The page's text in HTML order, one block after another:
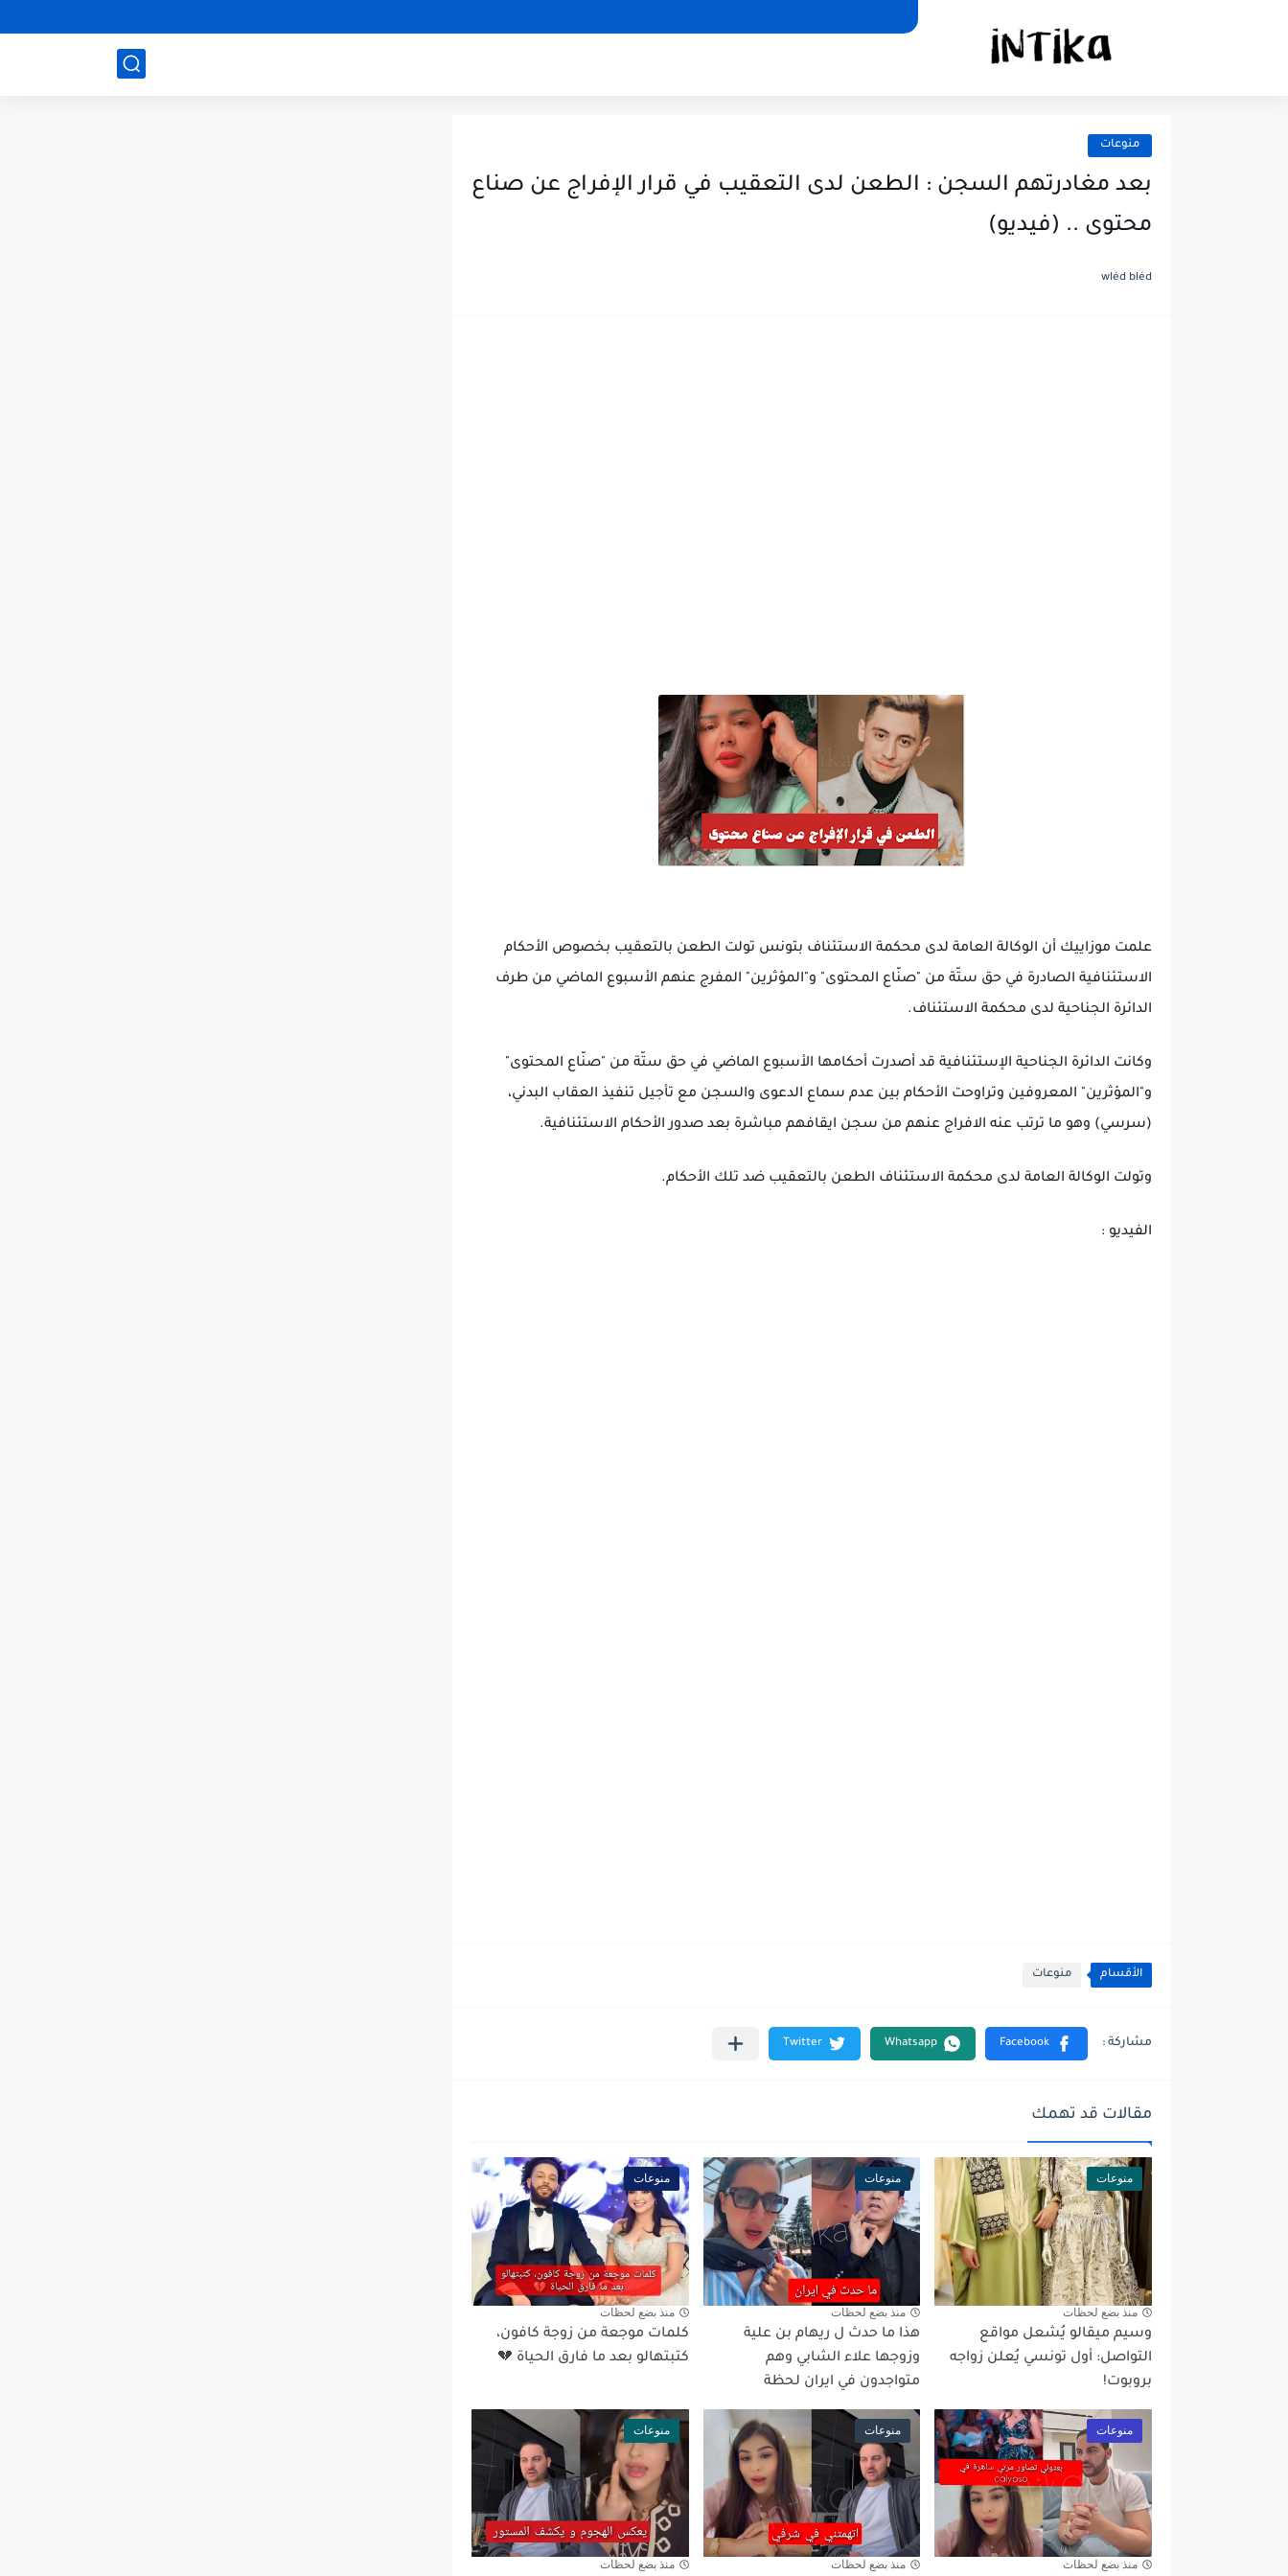
منوعات
بعد مغادرتهم السجن : الطعن لدى التعقيب في قرار الإفراج عن صناع
محتوى .. (فيديو)
wléd bléd
علمت موزاييك أن الوكالة العامة لدى محكمة الاستئناف بتونس تولت الطعن بالتعقيب بخصوص الأحكام
الاستئنافية الصادرة في حق ستّة من "صنّاع المحتوى" و"المؤثرين" المفرج عنهم الأسبوع الماضي من طرف
الدائرة الجناحية لدى محكمة الاستئناف.
وكانت الدائرة الجناحية الإستئنافية قد أصدرت أحكامها الأسبوع الماضي في حق ستّة من "صنّاع المحتوى"
و"المؤثرين" المعروفين وتراوحت الأحكام بين عدم سماع الدعوى والسجن مع تأجيل تنفيذ العقاب البدني،
(سرسي) وهو ما ترتب عنه الافراج عنهم من سجن ايقافهم مباشرة بعد صدور الأحكام الاستئنافية.
وتولت الوكالة العامة لدى محكمة الاستئناف الطعن بالتعقيب ضد تلك الأحكام.
الفيديو :
الأقسام منوعات
مقالات قد تهمك
منوعات
منذ بضع لحظات
وسيم ميقالو يُشعل مواقع
التواصل: أول تونسي يُعلن زواجه
بروبوت!
منوعات
منذ بضع لحظات
هذا ما حدث ل ريهام بن علية
وزوجها علاء الشابي وهم
متواجدون في ايران لحظة
منوعات
منذ بضع لحظات
كلمات موجعة من زوجة كافون،
كتبتهالو بعد ما فارق الحياة 💔
منوعات
منذ بضع لحظات
منوعات
منذ بضع لحظات
منوعات
منذ بضع لحظات